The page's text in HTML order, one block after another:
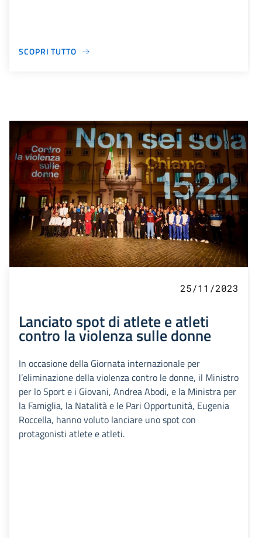
SCOPRI TUTTO
25/11/2023
Lanciato spot di atlete e atleti
contro la violenza sulle donne
In occasione della Giornata internazionale per
l’eliminazione della violenza contro le donne, il Ministro
per lo Sport e i Giovani, Andrea Abodi, e la Ministra per
la Famiglia, la Natalità e le Pari Opportunità, Eugenia
Roccella, hanno voluto lanciare uno spot con
protagonisti atlete e atleti.